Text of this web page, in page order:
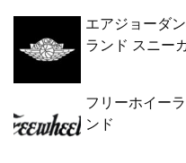
エアジョーダ
ランド スニー
フリーホイー
ンド